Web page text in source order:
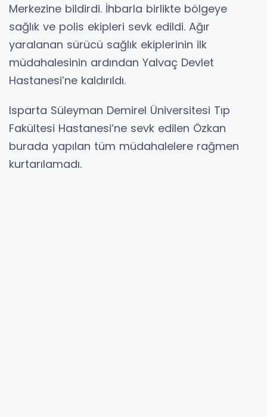
Merkezine bildirdi. İhbarla birlikte bölgeye
sağlık ve polis ekipleri sevk edildi. Ağır
yaralanan sürücü sağlık ekiplerinin ilk
müdahalesinin ardından Yalvaç Devlet
Hastanesi’ne kaldırıldı.
Isparta Süleyman Demirel Üniversitesi Tıp
Fakültesi Hastanesi’ne sevk edilen Özkan
burada yapılan tüm müdahalelere rağmen
kurtarılamadı.